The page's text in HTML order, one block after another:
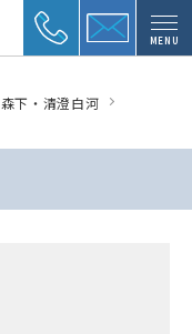
MENU
森下・清澄白河